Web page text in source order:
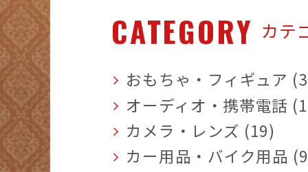
CATEGORY カテ
おもちゃ・フィギュア
オーディオ・携帯電話
カメラ・レンズ (19)
カー用品・バイク用品